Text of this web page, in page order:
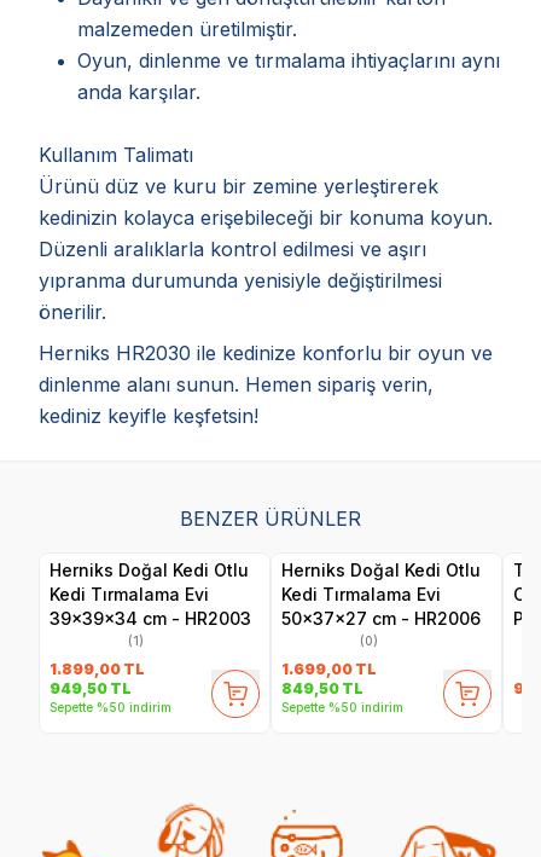
malzemeden üretilmiştir.
Oyun, dinlenme ve tırmalama ihtiyaçlarını aynı
anda karşılar.
Kullanım Talimatı
Ürünü düz ve kuru bir zemine yerleştirerek
kedinizin kolayca erişebileceği bir konuma koyun.
Düzenli aralıklarla kontrol edilmesi ve aşırı
yıpranma durumunda yenisiyle değiştirilmesi
önerilir.
Herniks HR2030 ile kedinize konforlu bir oyun ve
dinlenme alanı sunun. Hemen sipariş verin,
kediniz keyifle keşfetsin!
BENZER ÜRÜNLER
Herniks Doğal Kedi Otlu
Kedi Tırmalama Evi
39x39x34 cm - HR2003
(1)
1.899,00 TL
949,50 TL
Sepette %50 indirim
Herniks Doğal Kedi Otlu
Kedi Tırmalama Evi
50x37x27 cm - HR2006
(0)
1.699,00 TL
849,50 TL
Sepette %50 indirim